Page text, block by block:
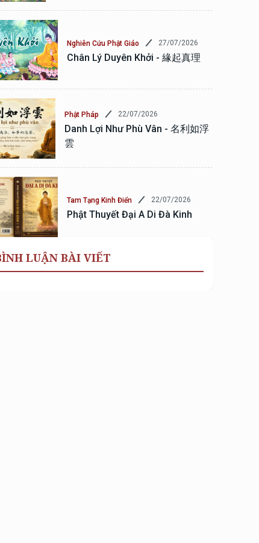
Nghiên Cứu Phật Giáo 27/07/2026
Chân Lý Duyên Khởi - 緣起真理
Phật Pháp 22/07/2026
Danh Lợi Như Phù Vân - 名利如浮
雲
Tam Tạng Kinh Điển 22/07/2026
Phật Thuyết Đại A Di Đà Kinh
LUẬN BÀI VIẾT